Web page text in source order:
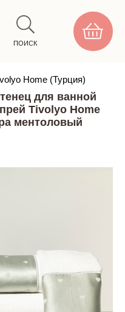
ПОИСК
Home (Турция)
для ванной
Tivolyo Home
ментоловый